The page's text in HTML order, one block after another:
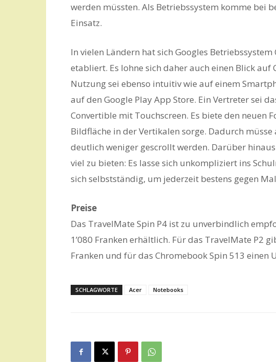
werden müssten. Als Betriebssystem komme bei
Einsatz.
In vielen Ländern hat sich Googles
etabliert. Es lohne sich daher auch einen Blick auf
Nutzung sei ebenso intuitiv wie auf einem
auf den Google Play App Store. Ein Vertreter sei
Convertible mit Touchscreen. Es biete den neuen
Bildfläche in der Vertikalen sorge. Dadurch
deutlich weniger gescrollt werden. Darüber
viel zu bieten: Es lasse sich unkompliziert ins
sich selbstständig, um jederzeit bestens gegen
Preise
Das TravelMate Spin P4 ist zu unverbindlich
1’080 Franken erhältlich. Für das TravelMate P2
Franken und für das Chromebook Spin 513 einen
SCHLAGWORTE Acer Notebooks